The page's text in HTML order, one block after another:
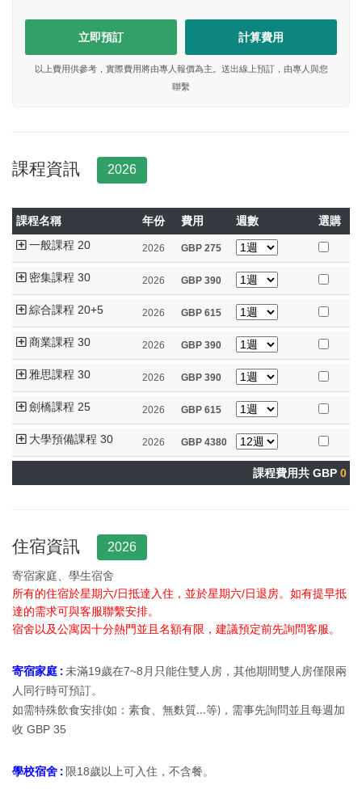
立即預訂 計算費用
以上費用供參考，實際費用將由專人報價為主。送出線上預訂，由專人與您
聯繫
課程資訊 2026
課程名稱 年份 費用 週數
選購
一般課程 20
2026 GBP 275
密集課程 30 2026 GBP 390
綜合課程 20+5 2026 GBP 615
商業課程 30 2026 GBP 390
雅思課程 30 2026 GBP 390
劍橋課程 25 2026 GBP 615
大學預備課程 30 2026 GBP 4380
課程費用共 GBP 0
住宿資訊 2026
寄宿家庭、學生宿舍
所有的住宿於星期六/日抵達入住，並於星期六/日退房。如有提早抵
達的需求可與客服聯繫安排。
宿舍以及公寓因十分熱門並且名額有限，建議預定前先詢問客服。
寄宿家庭 :未滿19歲在7~8月只能住雙人房，其他期間雙人房僅限兩
人同行時可預訂。
如 需特殊飲食安排(如：素食、無麩質...等) ，需事先詢問並且每週加
收 GBP 35
學校宿舍 : 限18歲以上可入住，不含餐。